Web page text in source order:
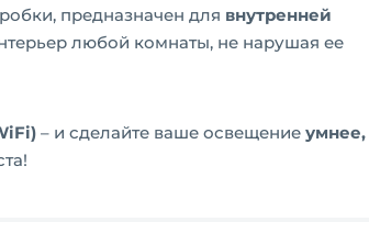
предназначен для внутренней
любой комнаты, не нарушая ее
– и сделайте ваше освещение умнее,